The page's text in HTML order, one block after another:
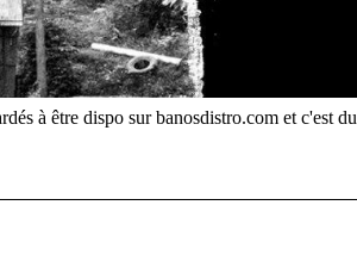
à être dispo sur banosdistro.com et c'est du